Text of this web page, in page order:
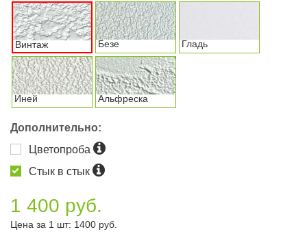
Винтаж Безе Гладь
Иней Альфреска
Дополнительно:
Цветопроба
Стык в стык
1 400 руб.
Цена за 1 шт: 1400 руб.